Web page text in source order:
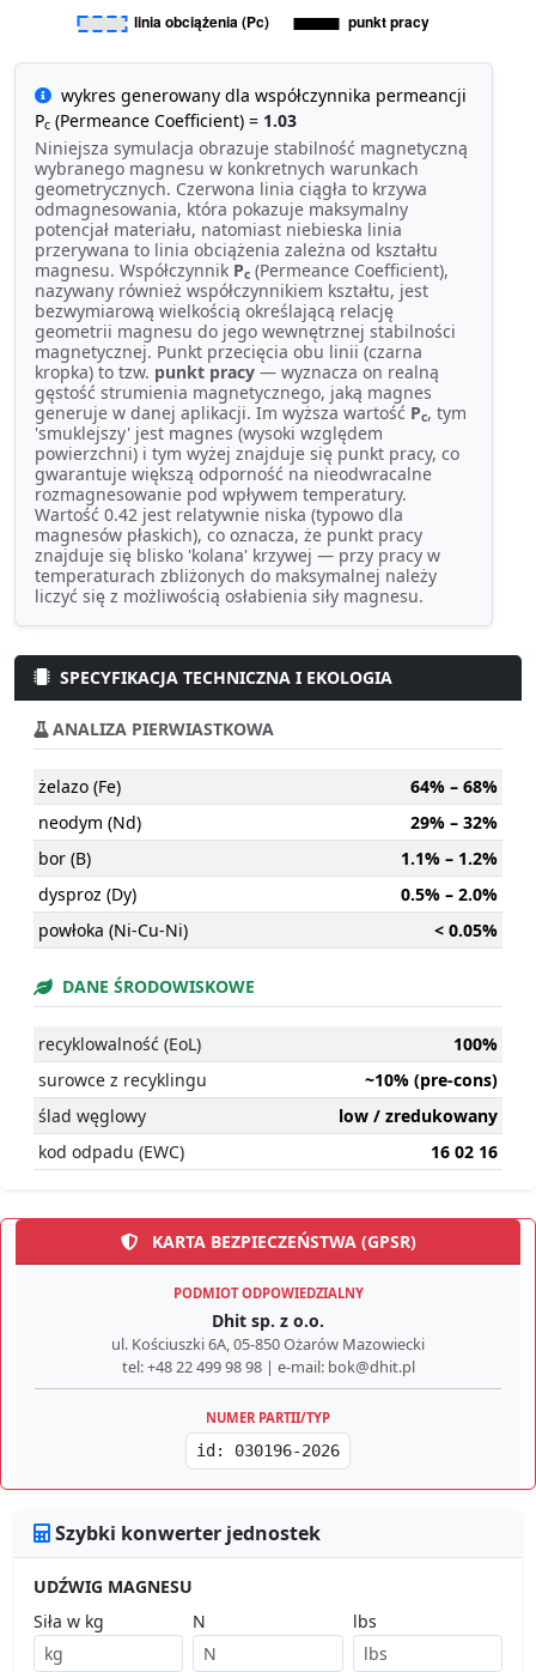
wykres generowany dla współczynnika permeancji
Pc (Permeance Coefficient) = 1.03
Niniejsza symulacja obrazuje stabilność magnetyczną
wybranego magnesu w konkretnych warunkach
geometrycznych. Czerwona linia ciągła to krzywa
odmagnesowania, która pokazuje maksymalny
potencjał materiału, natomiast niebieska linia
przerywana to linia obciążenia zależna od kształtu
magnesu. Współczynnik Pc (Permeance Coefficient),
nazywany również współczynnikiem kształtu, jest
bezwymiarową wielkością określającą relację
geometrii magnesu do jego wewnętrznej stabilności
magnetycznej. Punkt przecięcia obu linii (czarna
kropka) to tzw. punkt pracy — wyznacza on realną
gęstość strumienia magnetycznego, jaką magnes
generuje w danej aplikacji. Im wyższa wartość Pc, tym
'smuklejszy' jest magnes (wysoki względem
powierzchni) i tym wyżej znajduje się punkt pracy, co
gwarantuje większą odporność na nieodwracalne
rozmagnesowanie pod wpływem temperatury.
Wartość 0.42 jest relatywnie niska (typowo dla
magnesów płaskich), co oznacza, że punkt pracy
znajduje się blisko 'kolana' krzywej — przy pracy w
temperaturach zbliżonych do maksymalnej należy
liczyć się z możliwością osłabienia siły magnesu.
SPECYFIKACJA TECHNICZNA I EKOLOGIA
ANALIZA PIERWIASTKOWA
żelazo (Fe)
64% – 68%
neodym (Nd)
29% – 32%
bor (B)
1.1% – 1.2%
dysproz (Dy)
0.5% – 2.0%
powłoka (Ni-Cu-Ni)
< 0.05%
DANE ŚRODOWISKOWE
recyklowalność (EoL)
100%
surowce z recyklingu
~10% (pre-cons)
ślad węglowy
low / zredukowany
kod odpadu (EWC)
16 02 16
KARTA BEZPIECZEŃSTWA (GPSR)
PODMIOT ODPOWIEDZIALNY
Dhit sp. z o.o.
ul. Kościuszki 6A, 05-850 Ożarów Mazowiecki
tel: +48 22 499 98 98 | e-mail: bok@dhit.pl
NUMER PARTII/TYP
id: 030196-2026
Szybki konwerter jednostek
UDŹWIG MAGNESU
Siła w kg
N lbs